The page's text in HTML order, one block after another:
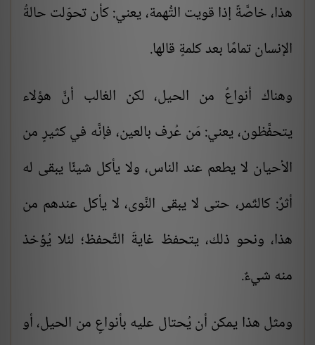
هذا، خاصَّةً إذا قويت التُّهمة، يعني: كأن تحوّلت حالةُ
الإنسان تمامًا بعد كلمةٍ قالها.
وهناك أنواعٌ من الحيل، لكن الغالب أنَّ هؤلاء
يتحفَّظون، يعني: مَن عُرف بالعين، فإنَّه في كثيرٍ من
الأحيان لا يطعم عند الناس، ولا يأكل شيئًا يبقى له
أثرٌ: كالتّمر، حتى لا يبقى النَّوى، لا يأكل عندهم من
هذا، ونحو ذلك، يتحفظ غايةَ التَّحفظ؛ لئلا يُؤخذ
منه شيءٌ.
ومثل هذا يمكن أن يُحتال عليه بأنواعٍ من الحيل، أو